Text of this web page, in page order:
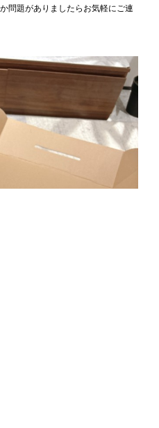
問題がありましたらお気軽にご連